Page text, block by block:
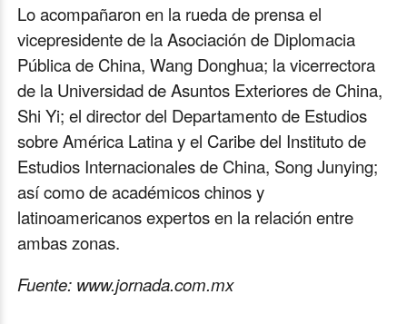
Lo acompañaron en la rueda de prensa el
vicepresidente de la Asociación de Diplomacia
Pública de China, Wang Donghua; la vicerrectora
de la Universidad de Asuntos Exteriores de China,
Shi Yi; el director del Departamento de Estudios
sobre América Latina y el Caribe del Instituto de
Estudios Internacionales de China, Song Junying;
así como de académicos chinos y
latinoamericanos expertos en la relación entre
ambas zonas.
Fuente: www.jornada.com.mx